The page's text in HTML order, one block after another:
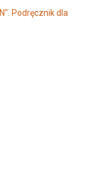
Podręcznik dla